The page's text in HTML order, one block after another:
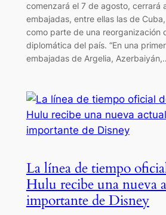
comenzará el 7 de agosto, cerrará
embajadas, entre ellas las de
como parte de una reorganización
diplomática del país. “En una
embajadas de Argelia,
La línea de tiempo
Hulu recibe una nueva
importante de Disney